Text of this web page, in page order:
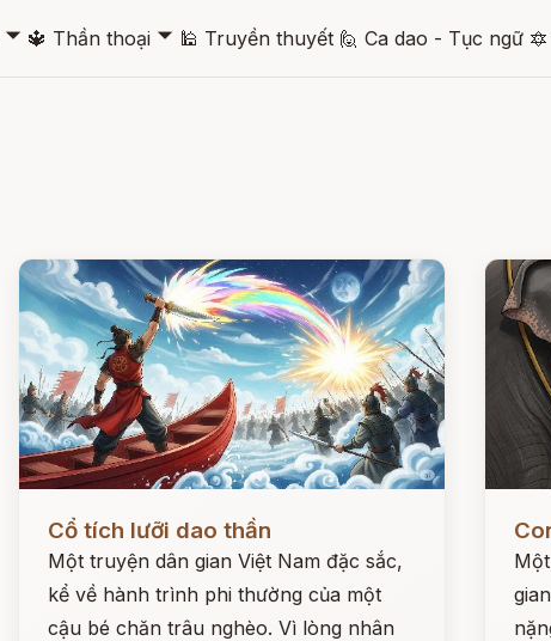
🞃 🔱 Thần thoại 🞃 🕌 Truyền thuyết 🙋 Ca dao - Tục ngữ 🔯
Đọc ngay
Cổ tích lưỡi dao thần
Một truyện dân gian Việt Nam đặc sắc,
kể về hành trình phi thường của một
cậu bé chăn trâu nghèo. Vì lòng nhân